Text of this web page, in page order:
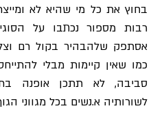
בחוץ את כל מי שהיא לא ומייצר
רבות מספור נכתבו על הסוגיה
אסתפק שלהבהיר בקול רם
כמו שאין קיימות מבלי להתייחס
סביבה, לא תתכן אופנה בת
לשורותיה א.נשים בכל מגווני הגוף